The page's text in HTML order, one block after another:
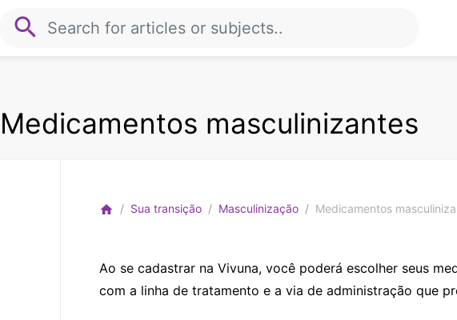
search
Medicamentos masculinizantes
home Sua transição Masculinização Medicamentos
Ao se cadastrar na Vivuna, você poderá escolher seus
com a linha de tratamento e a via de administração que